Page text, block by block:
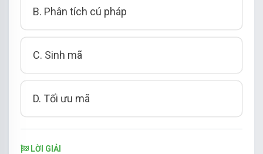
B. Phân tích cú pháp
C. Sinh mã
D. Tối ưu mã
LỜI GIẢI